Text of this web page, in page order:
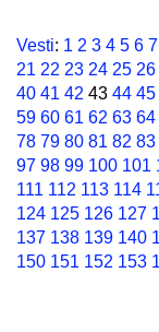
Vesti: 1 2 3 4 5 6 7
21 22 23 24 25 26
40 41 42 43 44 45
59 60 61 62 63 64
78 79 80 81 82 83
97 98 99 100 101
111 112 113 114
124 125 126 127
137 138 139 140
150 151 152 153